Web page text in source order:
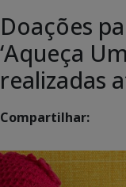
Doações
‘Aqueça
realizadas
Compartilhar: